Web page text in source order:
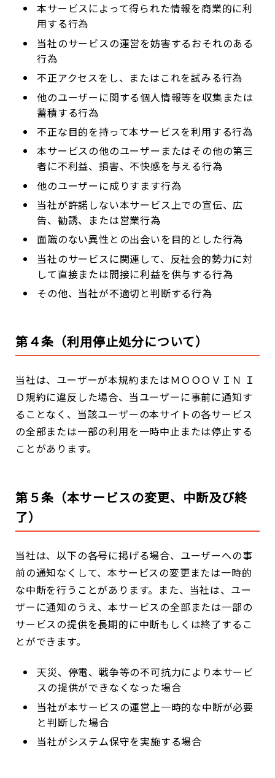
本サービスによって得られた情報を商業的に利
用する行為
当社のサービスの運営を妨害するおそれのある
行為
不正アクセスをし、またはこれを試みる行為
他のユーザーに関する個人情報等を収集または
蓄積する行為
不正な目的を持って本サービスを利用する行為
本サービスの他のユーザーまたはその他の第三
者に不利益、損害、不快感を与える行為
他のユーザーに成りすます行為
当社が許諾しない本サービス上での宣伝、広
告、勧誘、または営業行為
面識のない異性との出会いを目的とした行為
当社のサービスに関連して、反社会的勢力に対
して直接または間接に利益を供与する行為
その他、当社が不適切と判断する行為
第４条（利用停止処分について）
当社は、ユーザーが本規約またはＭＯＯＯＶＩＮ Ｉ
Ｄ規約に違反した場合、当ユーザーに事前に通知す
ることなく、当該ユーザーの本サイトの各サービス
の全部または一部の利用を一時中止または停止する
ことがあります。
第５条（本サービスの変更、中断及び終
了）
当社は、以下の各号に掲げる場合、ユーザーへの事
前の通知なくして、本サービスの変更または一時的
な中断を行うことがあります。また、当社は、ユー
ザーに通知のうえ、本サービスの全部または一部の
サービスの提供を長期的に中断もしくは終了するこ
とができます。
天災、停電、戦争等の不可抗力により本サービ
スの提供ができなくなった場合
当社が本サービスの運営上一時的な中断が必要
と判断した場合
当社がシステム保守を実施する場合